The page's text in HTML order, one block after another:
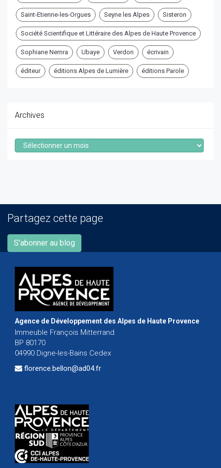
Saint-Etienne-les-Orgues Seyne les Alpes Sisteron
Société Scientifique et Littéraire des Alpes de Haute Provence
Sophiane Nemra Ubaye Verdon écrivain
éditeur éditions Alpes de Lumière éditions Parole
Archives
Archives
Partagez cette page
S'abonner au blog
Agence de Développement des Alpes de Haute Provence
Immeuble François Mitterrand
BP 80170
04990 Digne-les-Bains Cedex
florence.bellon@ad04.fr